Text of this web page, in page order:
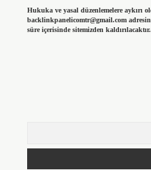
Hukuka ve yasal düzenlemelere aykırı
backlinkpanelicomtr@gmail.com
süre içerisinde sitemizden kaldırılacaktır.